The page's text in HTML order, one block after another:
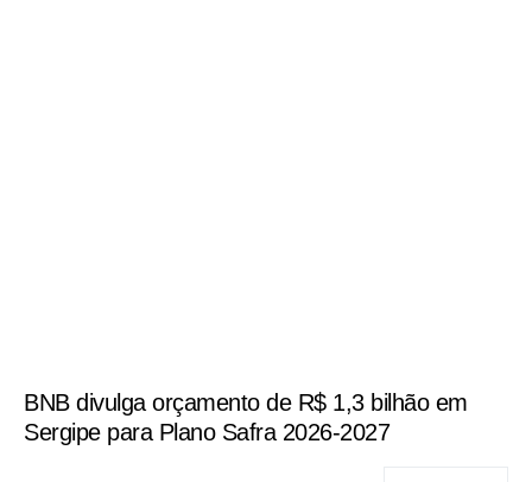
BNB divulga orçamento de R$ 1,3 bilhão em
Sergipe para Plano Safra 2026-2027